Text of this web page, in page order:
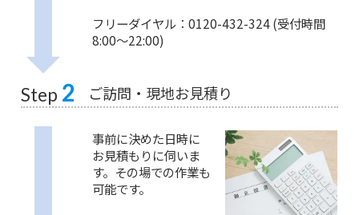
フリーダイヤル：0120-432-324 (受付時間
8:00〜22:00)
Step 2 ご訪問・現地お見積り
事前に決めた日時に
お見積もりに伺いま
す。その場での作業も
可能です。